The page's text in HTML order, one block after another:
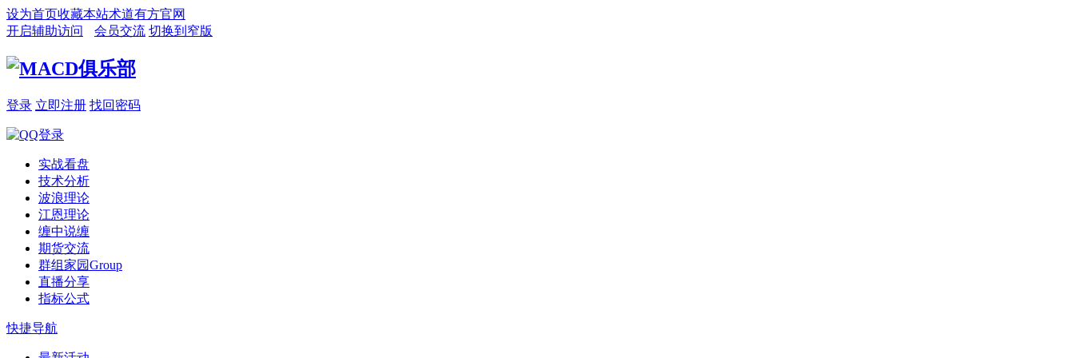
设为首页收藏本站术道有方官网
开启辅助访问
会员交流 切换到窄版
登录 立即注册 找回密码
实战看盘
技术分析
波浪理论
江恩理论
缠中说缠
期货交流
群组家园Group
直播分享
指标公式
快捷导航